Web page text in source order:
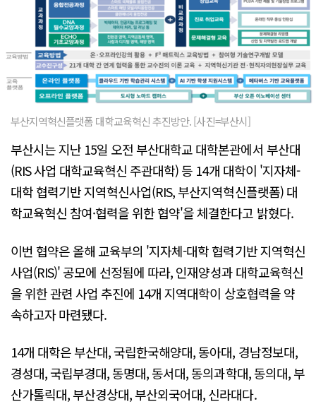
부산지역혁신플랫폼 대학교육혁신 추진방안. [사진=부산시]
부산시는 지난 15일 오전 부산대학교 대학본관에서 부산대
(RIS 사업 대학교육혁신 주관대학) 등 14개 대학이 '지자체-
대학 협력기반 지역혁신사업(RIS, 부산지역혁신플랫폼) 대
학교육혁신 참여·협력을 위한 협약'을 체결한다고 밝혔다.
이번 협약은 올해 교육부의 '지자체-대학 협력기반 지역혁신
사업(RIS)' 공모에 선정됨에 따라, 인재양성과 대학교육혁신
을 위한 관련 사업 추진에 14개 지역대학이 상호협력을 약
속하고자 마련됐다.
14개 대학은 부산대, 국립한국해양대, 동아대, 경남정보대,
경성대, 국립부경대, 동명대, 동서대, 동의과학대, 동의대, 부
산가톨릭대, 부산경상대, 부산외국어대, 신라대다.